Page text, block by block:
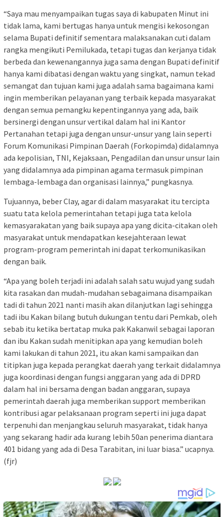
“Saya mau menyampaikan tugas saya di kabupaten Minut ini
tidak lama, kami bertugas hanya untuk mengisi kekosongan
selama Bupati definitif sementara malaksanakan cuti dalam
rangka mengikuti Pemilukada, tetapi tugas dan kerjanya tidak
berbeda dan kewenangannya juga sama dengan Bupati definitif
hanya kami dibatasi dengan waktu yang singkat, namun tekad
semangat dan tujuan kami juga adalah sama bagaimana kami
ingin memberikan pelayanan yang terbaik kepada masyarakat
dengan semua pemangku kepentingannya yang ada, baik
bersinergi dengan unsur vertikal dalam hal ini Kantor
Pertanahan tetapi juga dengan unsur-unsur yang lain seperti
Forum Komunikasi Pimpinan Daerah (Forkopimda) didalamnya
ada kepolisian, TNI, Kejaksaan, Pengadilan dan unsur unsur lain
yang didalamnya ada pimpinan agama termasuk pimpinan
lembaga-lembaga dan organisasi lainnya,” pungkasnya.
Tujuannya, beber Clay, agar di dalam masyarakat itu tercipta
suatu tata kelola pemerintahan tetapi juga tata kelola
kemasyarakatan yang baik supaya apa yang dicita-citakan oleh
masyarakat untuk mendapatkan kesejahteraan lewat
program-program pemerintah ini dapat terkomunikasikan
dengan baik.
“Apa yang boleh terjadi ini adalah salah satu wujud yang sudah
kita rasakan dan mudah-mudahan sebagaimana disampaikan
tadi di tahun 2021 nanti masih akan dilanjutkan lagi sehingga
tadi ibu Kakan bilang butuh dukungan tentu dari Pemkab, oleh
sebab itu ketika bertatap muka pak Kakanwil sebagai laporan
dan ibu Kakan sudah menitipkan apa yang kemudian boleh
kami lakukan di tahun 2021, itu akan kami sampaikan dan
titipkan juga kepada perangkat daerah yang terkait didalamnya
juga koordinasi dengan fungsi anggaran yang ada di DPRD
dalam hal ini bersama dengan badan anggaran, supaya
pemerintah daerah juga memberikan support memberikan
kontribusi agar pelaksanaan program seperti ini juga dapat
terpenuhi dan menjangkau seluruh masyarakat, tidak hanya
yang sekarang hadir ada kurang lebih 50an penerima diantara
401 bidang yang ada di Desa Tarabitan, ini luar biasa.” ucapnya.
(fjr)